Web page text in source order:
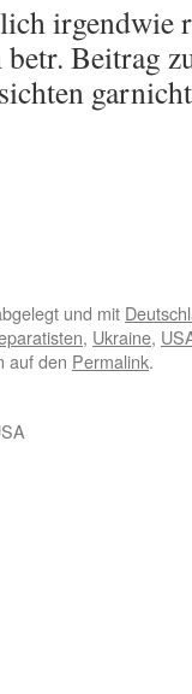
irgendwie
Beitrag
und mit
, Ukraine,
auf den Permalink.